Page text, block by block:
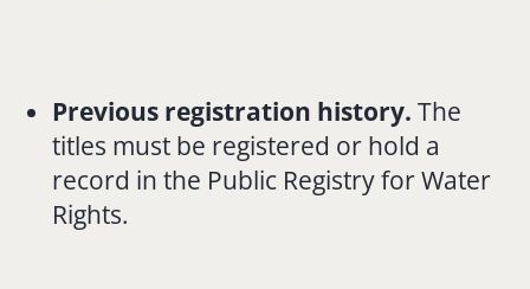
Previous registration history.The
titles must be registered or hold a
record in the Public Registry for Water
Rights.